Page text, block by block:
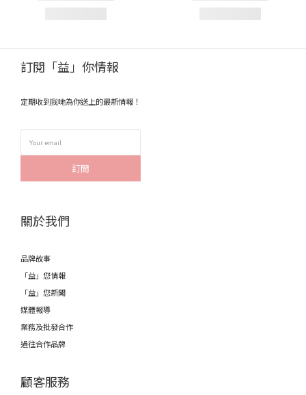
訂閱「益」你情報
定期收到我哋為你送上的最新情報！
訂閱
關於我們
品牌故事
「益」您情報
「益」您新聞
媒體報導
業務及批發合作
過往合作品牌
顧客服務